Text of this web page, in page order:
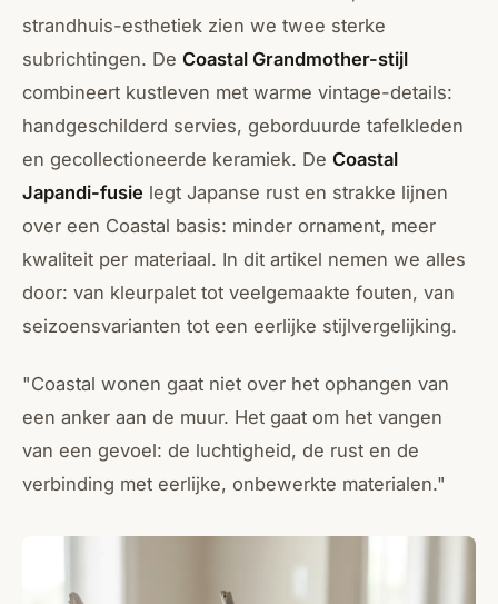
strandhuis-esthetiek zien we twee sterke
subrichtingen. De Coastal Grandmother-stijl
combineert kustleven met warme vintage-details:
handgeschilderd servies, geborduurde tafelkleden
en gecollectioneerde keramiek. De Coastal
Japandi-fusie legt Japanse rust en strakke lijnen
over een Coastal basis: minder ornament, meer
kwaliteit per materiaal. In dit artikel nemen we alles
door: van kleurpalet tot veelgemaakte fouten, van
seizoensvarianten tot een eerlijke stijlvergelijking.
"Coastal wonen gaat niet over het ophangen van
een anker aan de muur. Het gaat om het vangen
van een gevoel: de luchtigheid, de rust en de
verbinding met eerlijke, onbewerkte materialen."